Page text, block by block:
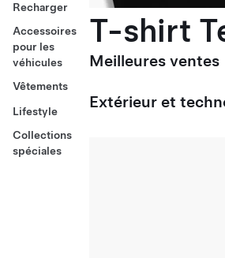
Recharger
Accessoires
pour les
véhicules
Vêtements
Lifestyle
Collections
spéciales
T-shirt
Meilleures ventes
Extérieur et